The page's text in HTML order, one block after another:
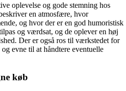
oplevelse og gode stemning hos
en atmosfære, hvor
og hvor der er en god humoristisk
og værdsat, og de oplever en høj
Der er også ros til værkstedet for
evne til at håndtere eventuelle
køb